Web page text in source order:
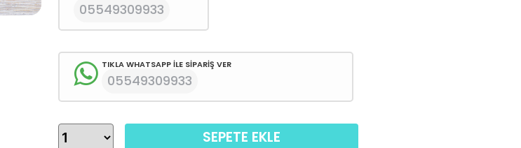
05549309933
TIKLA WHATSAPP İLE SİPARİŞ VER
05549309933
SEPETE EKLE